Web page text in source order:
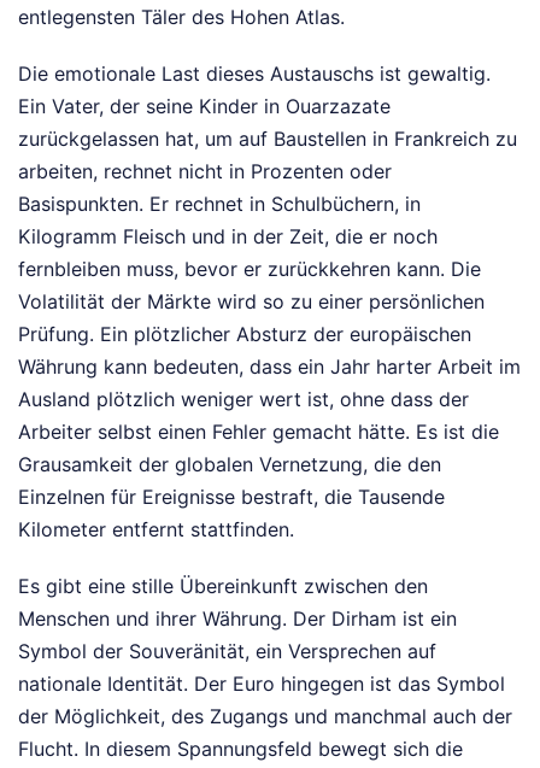
entlegensten Täler des Hohen Atlas.
Die emotionale Last dieses Austauschs ist gewaltig.
Ein Vater, der seine Kinder in Ouarzazate
zurückgelassen hat, um auf Baustellen in Frankreich zu
arbeiten, rechnet nicht in Prozenten oder
Basispunkten. Er rechnet in Schulbüchern, in
Kilogramm Fleisch und in der Zeit, die er noch
fernbleiben muss, bevor er zurückkehren kann. Die
Volatilität der Märkte wird so zu einer persönlichen
Prüfung. Ein plötzlicher Absturz der europäischen
Währung kann bedeuten, dass ein Jahr harter Arbeit im
Ausland plötzlich weniger wert ist, ohne dass der
Arbeiter selbst einen Fehler gemacht hätte. Es ist die
Grausamkeit der globalen Vernetzung, die den
Einzelnen für Ereignisse bestraft, die Tausende
Kilometer entfernt stattfinden.
Es gibt eine stille Übereinkunft zwischen den
Menschen und ihrer Währung. Der Dirham ist ein
Symbol der Souveränität, ein Versprechen auf
nationale Identität. Der Euro hingegen ist das Symbol
der Möglichkeit, des Zugangs und manchmal auch der
Flucht. In diesem Spannungsfeld bewegt sich die